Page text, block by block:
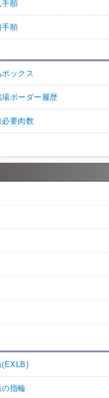
手順
手順
ボックス
場ボーダー履歴
必要肉数
(EXLB)
の指輪